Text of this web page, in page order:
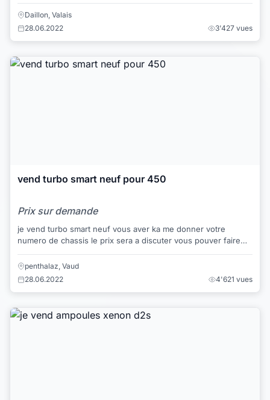
Daillon, Valais
28.06.2022
3'427 vues
vend turbo smart neuf pour 450
Prix sur demande
je vend turbo smart neuf vous aver ka me donner votre
numero de chassis le prix sera a discuter vous pouver faire
une offre
penthalaz, Vaud
28.06.2022
4'621 vues